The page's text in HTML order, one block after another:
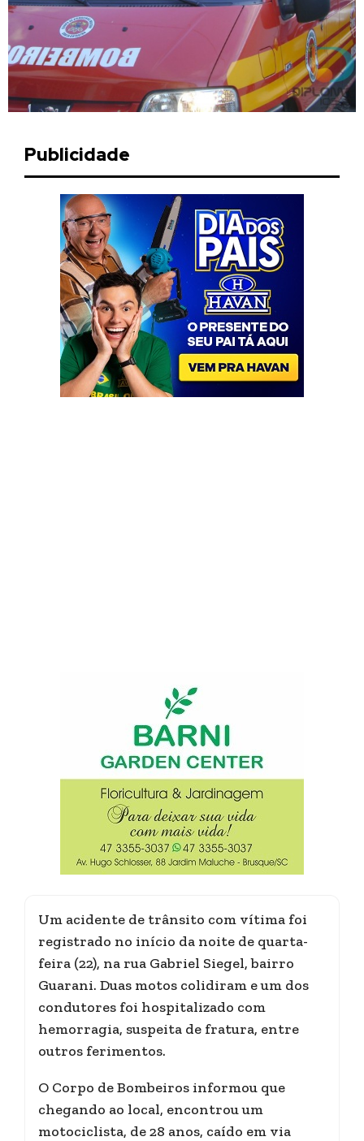
Publicidade
Um acidente de trânsito com vítima foi
registrado no início da noite de quarta-
feira (22), na rua Gabriel Siegel, bairro
Guarani. Duas motos colidiram e um dos
condutores foi hospitalizado com
hemorragia, suspeita de fratura, entre
outros ferimentos.
O Corpo de Bombeiros informou que
chegando ao local, encontrou um
motociclista, de 28 anos, caído em via